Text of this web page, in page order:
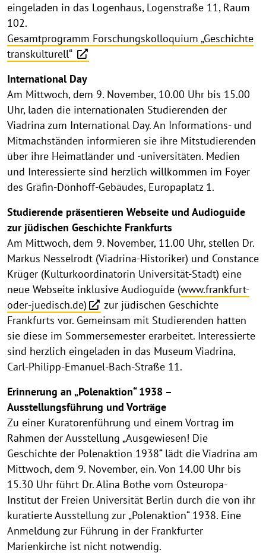
eingeladen in das Logenhaus, Logenstraße 11, Raum
102.
Gesamtprogramm Forschungskolloquium „Geschichte
transkulturell“
International Day
Am Mittwoch, dem 9. November, 10.00 Uhr bis 15.00
Uhr, laden die internationalen Studierenden der
Viadrina zum International Day. An Informations- und
Mitmachständen informieren sie ihre Mitstudierenden
über ihre Heimatländer und -universitäten. Medien
und Interessierte sind herzlich willkommen im Foyer
des Gräfin-Dönhoff-Gebäudes, Europaplatz 1.
Studierende präsentieren Webseite und Audioguide
zur jüdischen Geschichte Frankfurts
Am Mittwoch, dem 9. November, 11.00 Uhr, stellen Dr.
Markus Nesselrodt (Viadrina-Historiker) und Constance
Krüger (Kulturkoordinatorin Universität-Stadt) eine
neue Webseite inklusive Audioguide (www.frankfurt-
oder-juedisch.de)
zur jüdischen Geschichte
Frankfurts vor. Gemeinsam mit Studierenden hatten
sie diese im Sommersemester erarbeitet. Interessierte
sind herzlich eingeladen in das Museum Viadrina,
Carl-Philipp-Emanuel-Bach-Straße 11.
Erinnerung an „Polenaktion“ 1938 –
Ausstellungsführung und Vorträge
Zu einer Kuratorenführung und einem Vortrag im
Rahmen der Ausstellung „Ausgewiesen! Die
Geschichte der Polenaktion 1938“ lädt die Viadrina am
Mittwoch, dem 9. November, ein. Von 14.00 Uhr bis
15.30 Uhr führt Dr. Alina Bothe vom Osteuropa-
Institut der Freien Universität Berlin durch die von ihr
kuratierte Ausstellung zur „Polenaktion“ 1938. Eine
Anmeldung zur Führung in der Frankfurter
Marienkirche ist nicht notwendig.